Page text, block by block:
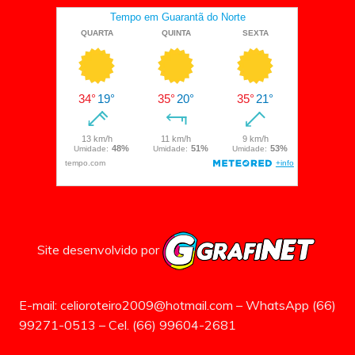
Site desenvolvido por
E-mail: celioroteiro2009@hotmail.com – WhatsApp (66)
99271-0513 – Cel. (66) 99604-2681